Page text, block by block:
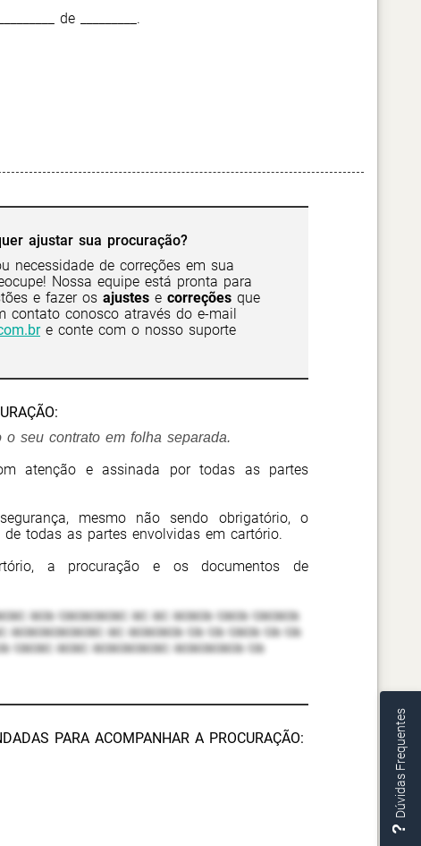
Dúvidas Frequentes
de _________.
ajustar sua procuração?
necessidade de correções em sua
Nossa equipe está pronta para
e fazer os ajustes e correções que
contato conosco através do e-mail
e conte com o nosso suporte
o seu contrato em folha separada.
atenção e assinada por todas as partes
mesmo não sendo obrigatório, o
todas as partes envolvidas em cartório.
a procuração e os documentos de
aca cacacacac ac ac acaca caca cacaca
acacacacacac ac acacaca ca ca caca ca ca
cacac acac acacacacac acacacaca ca
PARA ACOMPANHAR A PROCURAÇÃO: